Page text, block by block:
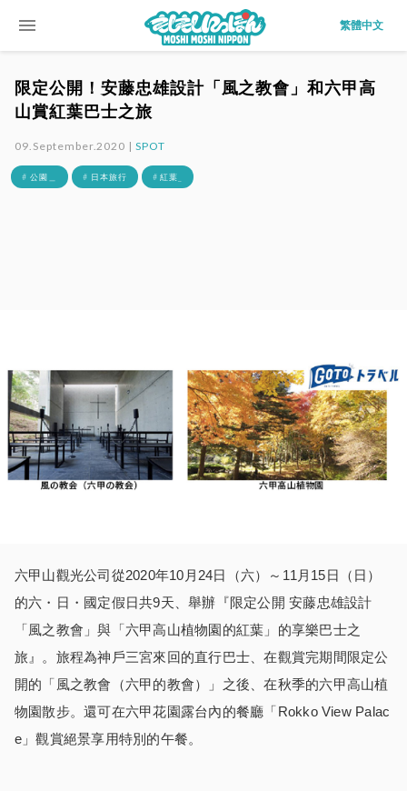
menu 繁體中文
限定公開！安藤忠雄設計「風之教會」和六甲高
山賞紅葉巴士之旅
09.September.2020 |SPOT
# 公園＿ # 日本旅行 # 紅葉_
六甲山觀光公司從2020年10月24日（六）～11月15日（日）
的六・日・國定假日共9天、舉辦『限定公開 安藤忠雄設計
「風之教會」與「六甲高山植物園的紅葉」的享樂巴士之
旅』。旅程為神戶三宮來回的直行巴士、在觀賞完期間限定公
開的「風之教會（六甲的教會）」之後、在秋季的六甲高山植
物園散步。還可在六甲花園露台內的餐廳「Rokko View Palac
e」觀賞絕景享用特別的午餐。